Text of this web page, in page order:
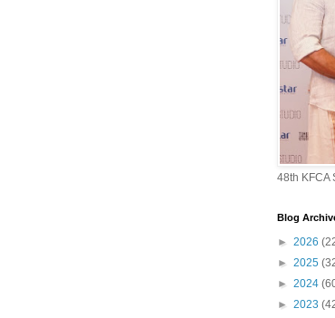
48th KFCA
Blog
► 2026
► 2025
► 2024
► 2023